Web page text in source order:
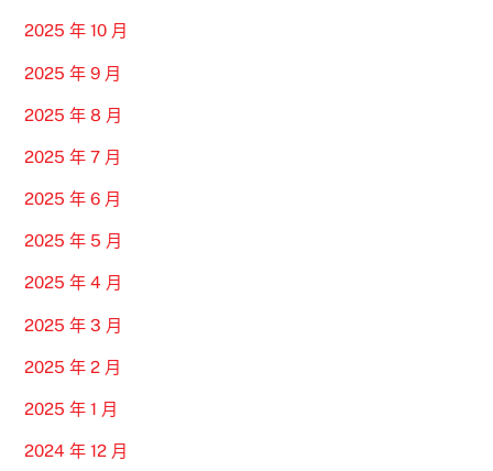
2025 年 10 月
2025 年 9 月
2025 年 8 月
2025 年 7 月
2025 年 6 月
2025 年 5 月
2025 年 4 月
2025 年 3 月
2025 年 2 月
2025 年 1 月
2024 年 12 月